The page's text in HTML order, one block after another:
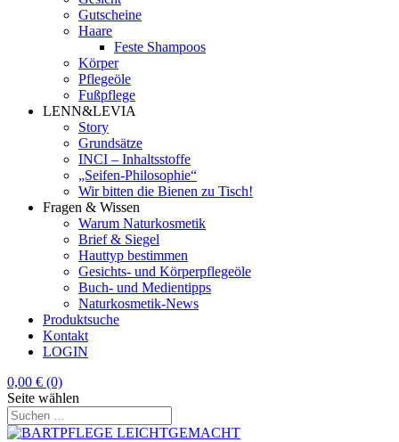
Gutscheine
Haare
Feste Shampoos
Körper
Pflegeöle
Fußpflege
LENN&LEVIA
Story
Grundsätze
INCI – Inhaltsstoffe
„Seifen-Philosophie“
Wir bitten die Bienen zu Tisch!
Fragen & Wissen
Warum Naturkosmetik
Brief & Siegel
Hauttyp bestimmen
Gesichts- und Körperpflegeöle
Buch- und Medientipps
Naturkosmetik-News
Produktsuche
Kontakt
LOGIN
0,00 € (0)
Seite wählen